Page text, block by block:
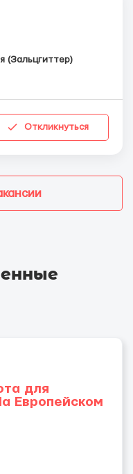
(Зальцгиттер)
Откликнуться
для
Европейском